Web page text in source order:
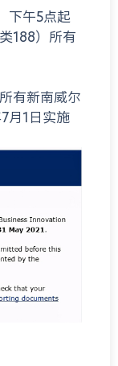
下午5点起
188）所有
有新南威尔
月1日实施